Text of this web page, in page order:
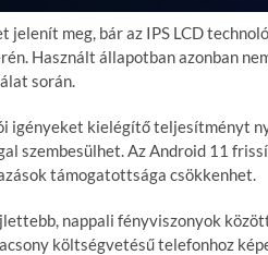
jelenít meg, bár az IPS LCD
Használt állapotban azonban
során.
igényeket kielégítő teljesítményt
szembesülhet. Az Android 11
támogatottsága csökkenhet.
nappali fényviszonyok
költségvetésű telefonhoz